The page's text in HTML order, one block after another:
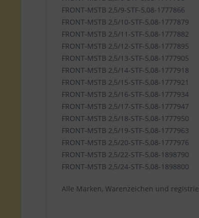
FRONT-MSTB 2,5/9-STF-5,08-1777866
FRONT-MSTB 2,5/10-STF-5,08-1777879
FRONT-MSTB 2,5/11-STF-5,08-1777882
FRONT-MSTB 2,5/12-STF-5,08-1777895
FRONT-MSTB 2,5/13-STF-5,08-1777905
FRONT-MSTB 2,5/14-STF-5,08-1777918
FRONT-MSTB 2,5/15-STF-5,08-1777921
FRONT-MSTB 2,5/16-STF-5,08-1777934
FRONT-MSTB 2,5/17-STF-5,08-1777947
FRONT-MSTB 2,5/18-STF-5,08-1777950
FRONT-MSTB 2,5/19-STF-5,08-1777963
FRONT-MSTB 2,5/20-STF-5,08-1777976
FRONT-MSTB 2,5/22-STF-5,08-1898790
FRONT-MSTB 2,5/24-STF-5,08-1898800
Alle Marken, Warenzeichen und